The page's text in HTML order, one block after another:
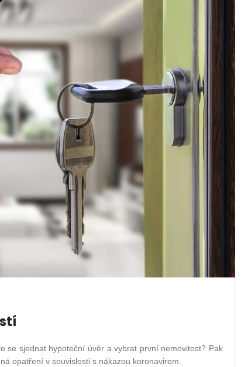
se sjednat hypoteční úvěr a vybrat první nemovitost? Pak
opatření v souvislosti s nákazou koronavirem.